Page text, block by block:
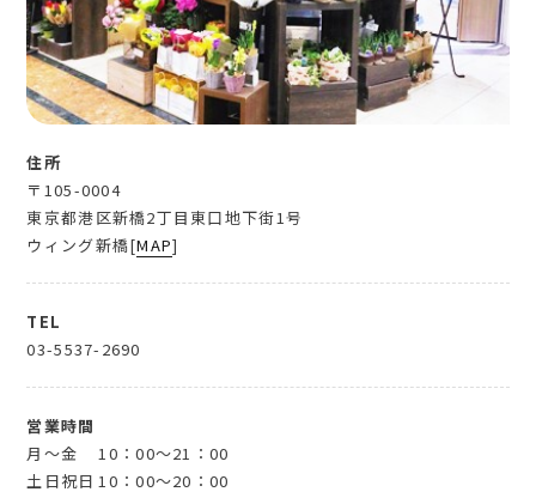
住所
〒105-0004
東京都港区新橋2丁目東口地下街1号
ウィング新橋[MAP]
TEL
03-5537-2690
営業時間
月～金
10：00～21：00
土日祝日 10：00～20：00